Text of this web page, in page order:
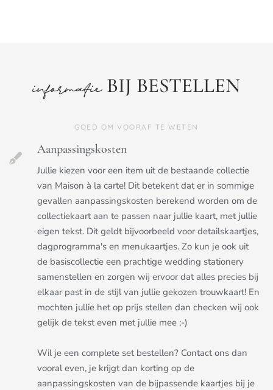
informatieBIJ BESTELLEN
GOED OM VOORAF TE WETEN
Aanpassingskosten
Jullie kiezen voor een item uit de bestaande collectie
van Maison à la carte! Dit betekent dat er in sommige
gevallen aanpassingskosten berekend worden om de
collectiekaart aan te passen naar jullie kaart, met jullie
eigen tekst. Dit geldt bijvoorbeeld voor detailskaartjes,
dagprogramma's en menukaartjes. Zo kun je ook uit
de basiscollectie een prachtige wedding stationery
samenstellen en zorgen wij ervoor dat alles precies bij
elkaar past in de stijl van jullie gekozen trouwkaart! En
mochten jullie het op prijs stellen dan checken wij ook
gelijk de tekst even met jullie mee ;-)
Wil je een complete set bestellen? Contact ons dan
vooral even, je krijgt dan korting op de
aanpassingskosten van de bijpassende kaartjes bij je